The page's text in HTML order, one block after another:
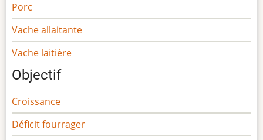
Porc
Vache allaitante
Vache laitière
Objectif
Croissance
Déficit fourrager